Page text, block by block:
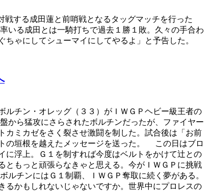
する成田蓮と前哨戦となるタッグマッチを行った
る成田とは一騎打ちで過去１勝１敗。久々の手合わ
ゃにしてシューマイにしてやるよ」と予告した。
チン・オレッグ（３３）がＩＷＧＰヘビー級王者の
ら猛攻にさらされたボルチンだったが、ファイヤー
カミカゼをさく裂させ激闘を制した。試合後は「お前
の垣根を越えたメッセージを送った。 この日はブロ
浮上。Ｇ１を制すれば今度はベルトをかけて辻との
ともっと頑張らなきゃと思える。今がＩＷＧＰに挑戦
チンにはＧ１制覇、ＩＷＧＰ奪取に続く夢がある。
るかもしれないじゃないですか。世界中にプロレスの